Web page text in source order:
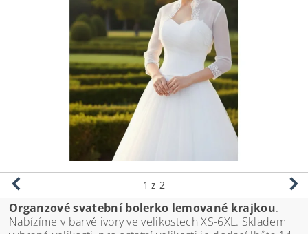
1 z 2
Organzové svatební bolerko lemované krajkou.
Nabízíme v barvě ivory ve velikostech XS-6XL. Skladem